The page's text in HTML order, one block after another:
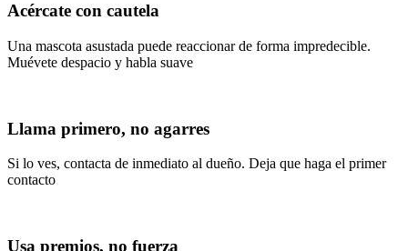
Acércate con cautela
Una mascota asustada puede reaccionar de forma impredecible.
Muévete despacio y habla suave
Llama primero, no agarres
Si lo ves, contacta de inmediato al dueño. Deja que haga el primer
contacto
Usa premios, no fuerza